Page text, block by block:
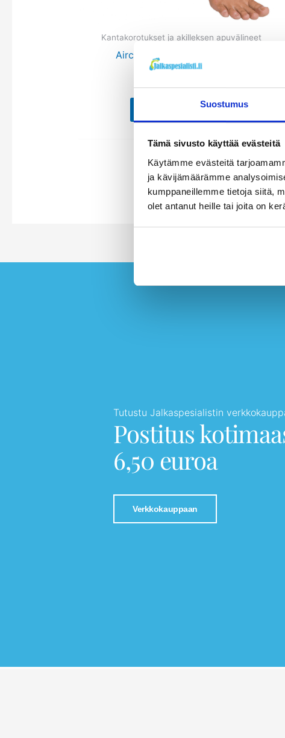
Suostumus
Tämä sivusto käyttää evästeitä
Käytämme evästeitä
ja kävijämäärämme
kumppaneillemme tietoja siitä,
olet antanut heille tai joita on
Kantakorotukset ja akilleksen apuvälineet
Aircast Airheel ilmatyynyside
tuotteesta:
Katso tuote
tuotteen
sivulla.
Tutustu Jalkaspesialistin
Postitus
6,50 euroa
Verkkokauppaan